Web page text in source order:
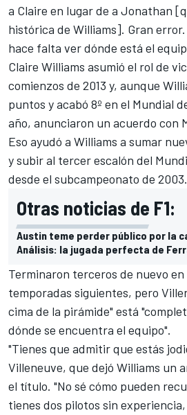
a Claire en lugar de a Jonathan
histórica de Williams]. Gran
hace falta ver dónde está el
Claire Williams asumió el rol de
comienzos de 2013 y, aunque
puntos y acabó 8º en el Mundial
año, anunciaron un acuerdo con
Eso ayudó a Williams a sumar
y subir al tercer escalón del
desde el subcampeonato de 2003.
Otras noticias de F1:
Austin teme perder público por la
Análisis: la jugada perfecta de
Terminaron terceros de nuevo en
temporadas siguientes, pero
cima de la pirámide" está
dónde se encuentra el equipo".
"Tienes que admitir que estás
Villeneuve, que dejó Williams un
el título. "No sé cómo pueden
tienes dos pilotos sin